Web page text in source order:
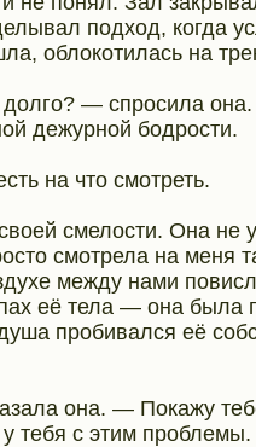
подход, когда
облокотилась на
— спросила
дежурной бодрости.
на что смотреть.
смелости. Она не
смотрела на меня
между нами
её тела — она была
пробивался её
она. — Покажу
тебя с этим проблемы.